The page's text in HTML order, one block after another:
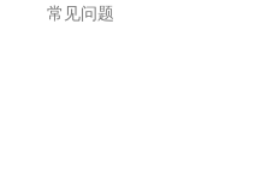
常见问题